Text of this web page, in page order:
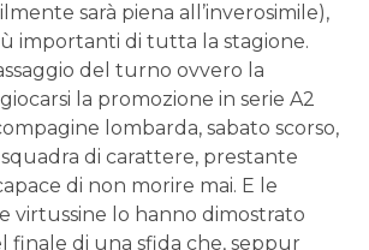
sarà piena all’inverosimile),
importanti di tutta la stagione.
del turno ovvero la
la promozione in serie A2
lombarda, sabato scorso,
di carattere, prestante
di non morire mai. E le
virtussine lo hanno dimostrato
di una sfida che, seppur